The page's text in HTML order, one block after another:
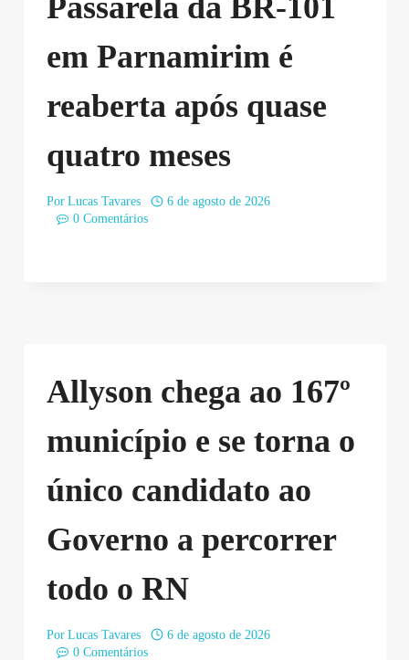
Passarela da BR-101
em Parnamirim é
reaberta após quase
quatro meses
Por Lucas Tavares
6 de agosto de 2026
0 Comentários
Allyson chega ao 167º
município e se torna o
único candidato ao
Governo a percorrer
todo o RN
Por Lucas Tavares
6 de agosto de 2026
0 Comentários